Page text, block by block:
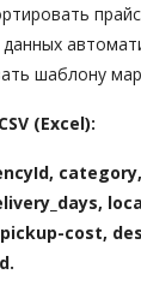
данных
шаблону
(Excel):
cost,